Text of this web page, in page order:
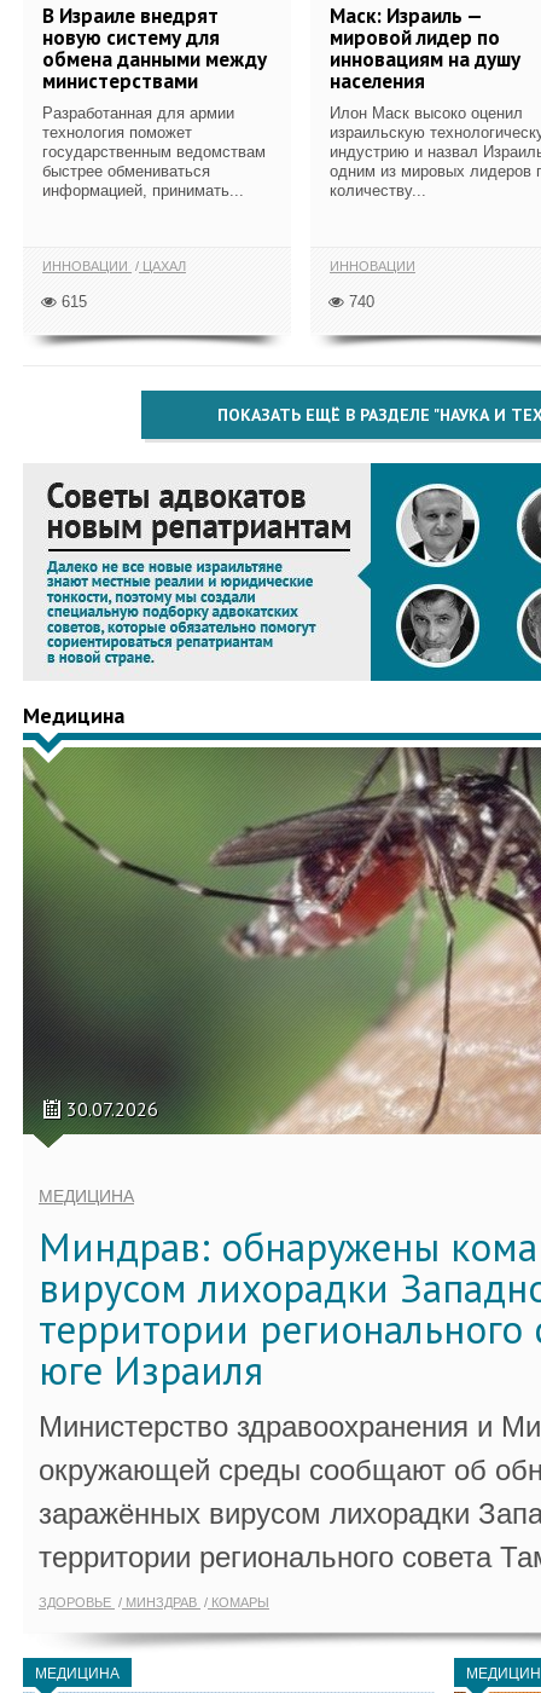
В Израиле внедрят
новую систему для
обмена данными между
министерствами
Разработанная для армии
технология поможет
государственным ведомствам
быстрее обмениваться
информацией, принимать...
ИННОВАЦИИ ЦАХАЛ
615
Маск: Израиль —
мировой лидер по
инновациям на душу
населения
Илон Маск высоко оценил
израильскую
индустрию и назвал
одним из мировых лидеров
количеству...
ИННОВАЦИИ
740
ПОКАЗАТЬ ЕЩЁ В РАЗДЕЛЕ "НАУКА И
Медицина
30.07.2026
МЕДИЦИНА
Миндрав: обнаружены
вирусом лихорадки
территории регионального
юге Израиля
Министерство здравоохранения и
окружающей среды сообщают об
заражённых вирусом лихорадки
территории регионального совета
ЗДОРОВЬЕ МИНЗДРАВ КОМАРЫ
МЕДИЦИНА